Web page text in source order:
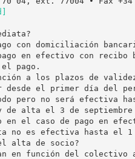
con domiciliación
en efectivo con
el pago.
a los plazos de
desde el primer día del
pero no será efectiva
de alta el 3 de
en el caso de pago en
no es efectiva hasta el
alta de socio?
en función del colectivo